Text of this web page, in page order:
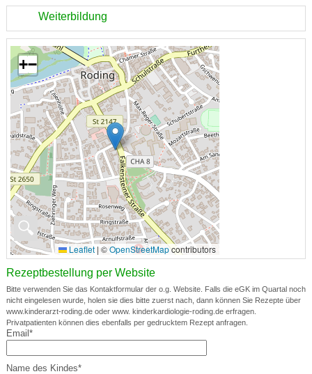
Weiterbildung
🔍
+−
Leaflet | ©OpenStreetMapcontributors
Rezeptbestellung per Website
Bitte verwenden Sie das Kontaktformular der o.g. Website. Falls die eGK im Quartal noch
nicht eingelesen wurde, holen sie dies bitte zuerst nach, dann können Sie Rezepte über
www.kinderarzt-roding.de oder www. kinderkardiologie-roding.de erfragen.
Privatpatienten können dies ebenfalls per gedrucktem Rezept anfragen.
Email*
Name des Kindes*